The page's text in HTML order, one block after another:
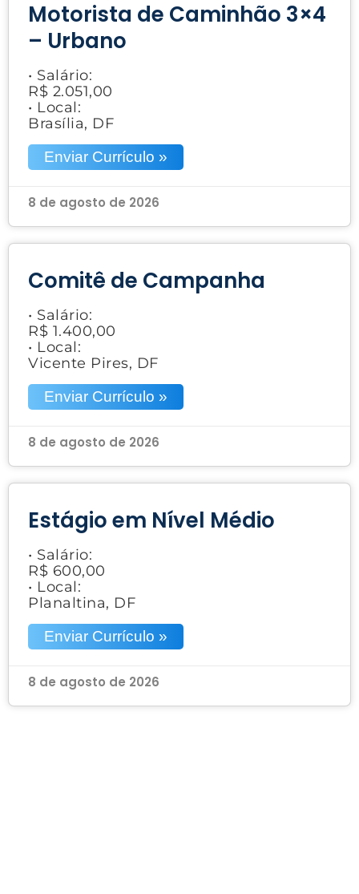
Motorista de Caminhão 3×4
– Urbano
• Salário:
R$ 2.051,00
• Local:
Brasília, DF
Enviar Currículo »
8 de agosto de 2026
Comitê de Campanha
• Salário:
R$ 1.400,00
• Local:
Vicente Pires, DF
Enviar Currículo »
8 de agosto de 2026
Estágio em Nível Médio
• Salário:
R$ 600,00
• Local:
Planaltina, DF
Enviar Currículo »
8 de agosto de 2026